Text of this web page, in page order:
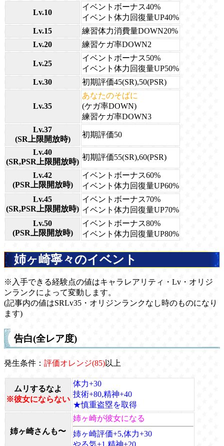
Lv.10
イベントボーナス40%
イベント体力回復量UP40%
Lv.15
練習体力消費量DOWN20%
Lv.20
練習ケガ率DOWN2
Lv.25
イベントボーナス50%
イベント体力回復量UP50%
Lv.30
初期評価45(SR),50(PSR)
Lv.35
あなたのそばに
(ケガ率DOWN)
練習ケガ率DOWN3
Lv.37
(SR上限開放時)
初期評価50
Lv.40
(SR,PSR上限開放時)
初期評価55(SR),60(PSR)
Lv.42
(PSR上限開放時)
イベントボーナス60%
イベント体力回復量UP60%
Lv.45
(SR,PSR上限開放時)
イベントボーナス70%
イベント体力回復量UP70%
Lv.50
(PSR上限開放時)
イベントボーナス80%
イベント体力回復量UP80%
姉ヶ崎寧々のイベント
※入手できる経験点の値はキャラレアリティ・Lv・オリジ
ンランクによって変動します。
(記事内の値はSRLv35・オリジンランクなし時のものになり
ます)
告白(全レア度)
発生条件： 評価オレンジ(85)以上
ムリするなよ
※彼女にならない
体力+30
技術+80,精神+40
★慎重盗塁を取得
姉ヶ崎さんも〜
姉ヶ崎が彼女になる
姉ヶ崎評価+5,体力+30
やる気+1,精神+20